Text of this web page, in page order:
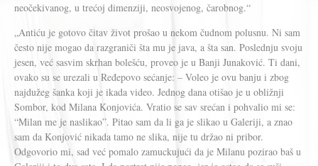
neočekivanog, u trećoj dimenziji, neosvojenog, čarobnog.“
„Antiću je gotovo čitav život prošao u nekom čudnom polusnu. Ni sam
često nije mogao da razgraniči šta mu je java, a šta san. Poslednju svoju
jesen, već sasvim skrhan bolešću, proveo je u Banji Junaković. Ti dani,
ovako su se urezali u Ređepovo sećanje: – Voleo je ovu banju i zbog
najdužeg šanka koji je ikada video. Jednog dana otišao je u obližnji
Sombor, kod Milana Konjovića. Vratio se sav srećan i pohvalio mi se:
“Milan me je naslikao”. Pitao sam da li ga je slikao u Galeriji, a znao
sam da Konjović nikada tamo ne slika, nije tu držao ni pribor.
Odgovorio mi, sad već pomalo zamuckujući da je Milanu pozirao baš u